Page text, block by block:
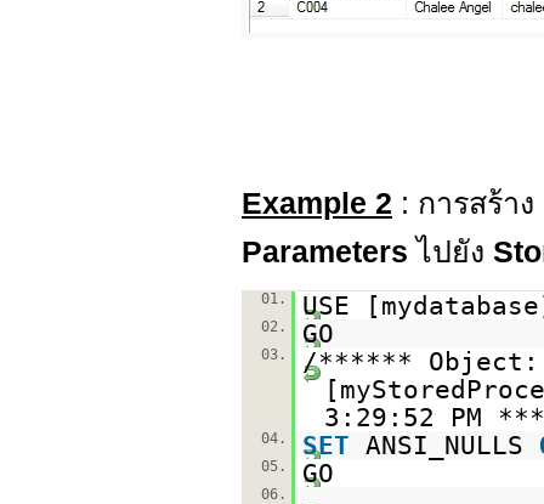
Example 2 : การสร้าง
Parameters ไปยัง
01. USE
02. GO
03.
/****** Object:
3:29:52 PM
04. SET ANSI_NULLS
05. GO
06.